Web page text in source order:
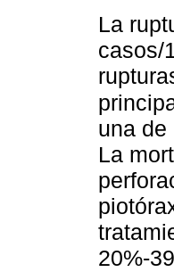
La
casos/
una
La
20%-